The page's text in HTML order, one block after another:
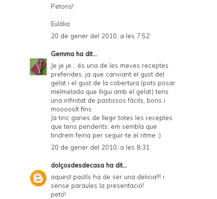
Petons!
Eulàlia
20 de gener del 2010, a les 7:52
Gemma ha dit...
Je je je... és una de les meves receptes
preferides, ja que canviant el gust del
gelat i el gust de la cobertura (pots posar
melmelada que lligui amb el gelat) tens
una infinitat de pastissos fàcils, bons i
mooooolt fins.
Ja tinc ganes de llegir totes les receptes
que tens pendents, em sembla que
tindrem feina per seguir-te el ritme ;)
20 de gener del 2010, a les 8:31
dolçosdesdecasa ha dit...
aquest pastís ha de ser una delicia!!! i
sense paraules la presentació!
petó!